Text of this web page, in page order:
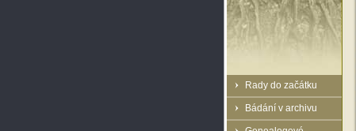
Rady do začátku
Bádání v archivu